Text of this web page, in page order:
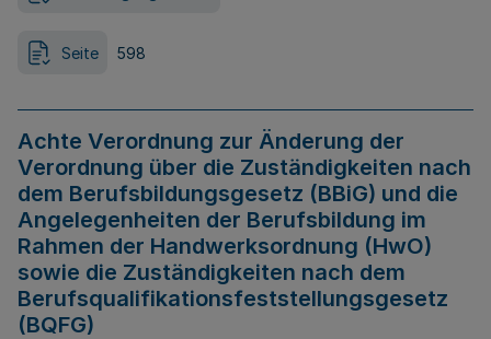
Seite 598
Achte Verordnung zur Änderung der
Verordnung über die Zuständigkeiten nach
dem Berufsbildungsgesetz (BBiG) und die
Angelegenheiten der Berufsbildung im
Rahmen der Handwerksordnung (HwO)
sowie die Zuständigkeiten nach dem
Berufsqualifikationsfeststellungsgesetz
(BQFG)